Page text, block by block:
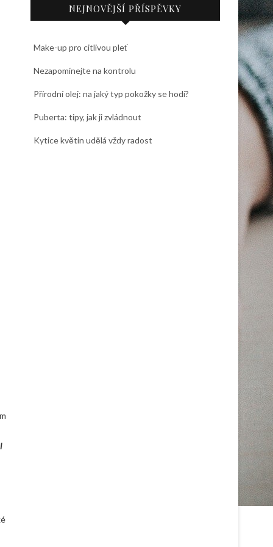
NEJNOVĚJŠÍ PŘÍSPĚVKY
Make-up pro citlivou pleť
Nezapomínejte na kontrolu
Přírodní olej: na jaký typ pokožky se hodí?
Puberta: tipy, jak ji zvládnout
Kytice květin udělá vždy radost